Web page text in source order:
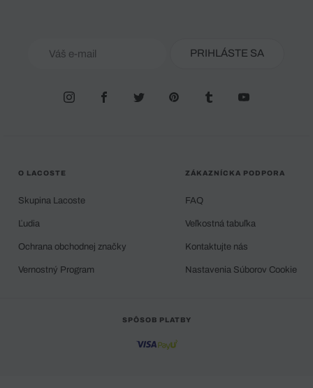
PRIHLÁSTE SA
O LACOSTE
Skupina Lacoste
Ľudia
Ochrana obchodnej značky
Vernostný Program
ZÁKAZNÍCKA PODPORA
FAQ
Veľkostná tabuľka
Kontaktujte nás
Nastavenia Súborov Cookie
SPÔSOB PLATBY